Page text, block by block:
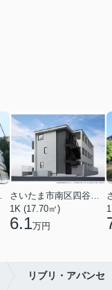
1K (17.70㎡)
6.1万円
リブリ・アバンセ